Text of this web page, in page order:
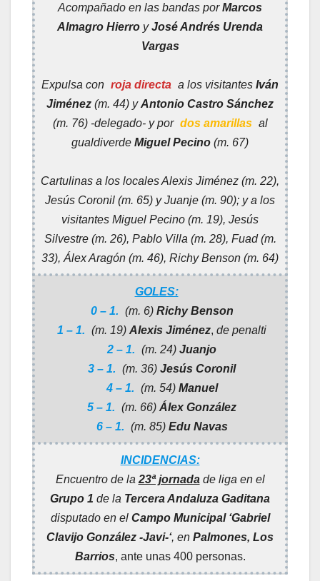
Acompañado en las bandas porMarcos
Almagro Hierro yJosé Andrés Urenda
Vargas
Expulsa con roja directa a los visitantes Iván
Jiménez (m. 44) yAntonio Castro Sánchez
(m. 76) -delegado- y por dos amarillas al
gualdiverde Miguel Pecino (m. 67)
Cartulinas a los locales Alexis Jiménez (m. 22),
Jesús Coronil (m. 65) y Juanje (m. 90); y a los
visitantes Miguel Pecino (m. 19), Jesús
Silvestre (m. 26), Pablo Villa (m. 28), Fuad (m.
33), Álex Aragón (m. 46), Richy Benson (m. 64)
GOLES:
0 – 1. (m. 6) Richy Benson
1 – 1. (m. 19) Alexis Jiménez, de penalti
2 – 1. (m. 24) Juanjo
3 – 1. (m. 36) Jesús Coronil
4 – 1. (m. 54) Manuel
5 – 1. (m. 66) Álex González
6 – 1. (m. 85) Edu Navas
INCIDENCIAS:
Encuentro de la 23ª jornadade liga en el
Grupo 1 de la Tercera Andaluza Gaditana
disputado en el Campo Municipal ‘Gabriel
Clavijo González -Javi-‘, en Palmones, Los
Barrios, ante unas 400 personas.